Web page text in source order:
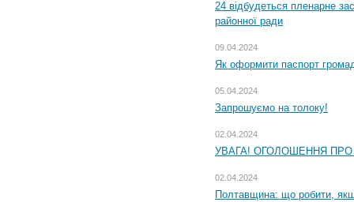
24 відбудеться пленарне
районної ради
09.04.2024
Як оформити паспорт
05.04.2024
Запрошуємо на толоку!
02.04.2024
УВАГА! ОГОЛОШЕННЯ
02.04.2024
Полтавщина: що робити,